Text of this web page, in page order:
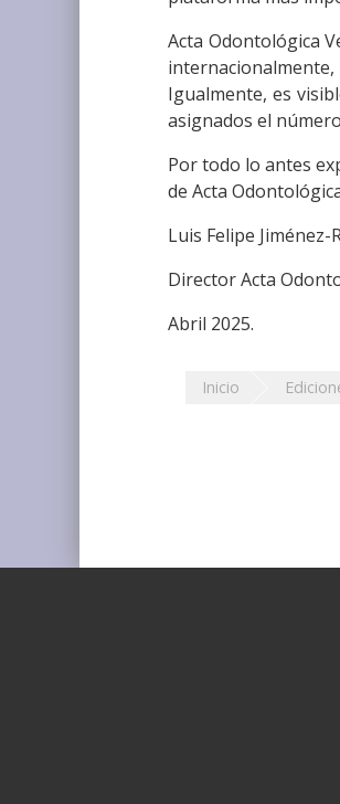
Acta Odontológica
Igualmente, es
asignados el
Por todo lo antes
de Acta
Luis Felipe Jiménez-
Director Acta
Abril 2025.
Inicio